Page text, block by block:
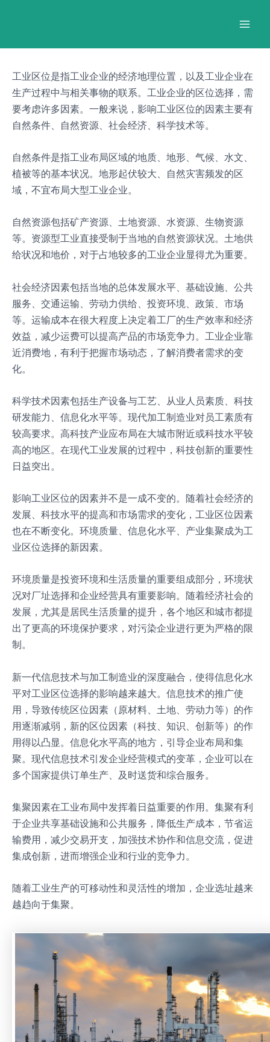
工业区位是指工业企业的经济地理位置，以及工业企业在
生产过程中与相关事物的联系。工业企业的区位选择，需
要考虑许多因素。一般来说，影响工业区位的因素主要有
自然条件、自然资源、社会经济、科学技术等。
自然条件是指工业布局区域的地质、地形、气候、水文、
植被等的基本状况。地形起伏较大、自然灾害频发的区
域，不宜布局大型工业企业。
自然资源包括矿产资源、土地资源、水资源、生物资源
等。资源型工业直接受制于当地的自然资源状况。土地供
给状况和地价，对于占地较多的工业企业显得尤为重要。
社会经济因素包括当地的总体发展水平、基础设施、公共
服务、交通运输、劳动力供给、投资环境、政策、市场
等。运输成本在很大程度上决定着工厂的生产效率和经济
效益，减少运费可以提高产品的市场竞争力。工业企业靠
近消费地，有利于把握市场动态，了解消费者需求的变
化。
科学技术因素包括生产设备与工艺、从业人员素质、科技
研发能力、信息化水平等。现代加工制造业对员工素质有
较高要求。高科技产业应布局在大城市附近或科技水平较
高的地区。在现代工业发展的过程中，科技创新的重要性
日益突出。
影响工业区位的因素并不是一成不变的。随着社会经济的
发展、科技水平的提高和市场需求的变化，工业区位因素
也在不断变化。环境质量、信息化水平、产业集聚成为工
业区位选择的新因素。
环境质量是投资环境和生活质量的重要组成部分，环境状
况对厂址选择和企业经营具有重要影响。随着经济社会的
发展，尤其是居民生活质量的提升，各个地区和城市都提
出了更高的环境保护要求，对污染企业进行更为严格的限
制。
新一代信息技术与加工制造业的深度融合，使得信息化水
平对工业区位选择的影响越来越大。信息技术的推广使
用，导致传统区位因素（原材料、土地、劳动力等）的作
用逐渐减弱，新的区位因素（科技、知识、创新等）的作
用得以凸显。信息化水平高的地方，引导企业布局和集
聚。现代信息技术引发企业经营模式的变革，企业可以在
多个国家提供订单生产、及时送货和综合服务。
集聚因素在工业布局中发挥着日益重要的作用。集聚有利
于企业共享基础设施和公共服务，降低生产成本，节省运
输费用，减少交易开支，加强技术协作和信息交流，促进
集成创新，进而增强企业和行业的竞争力。
随着工业生产的可移动性和灵活性的增加，企业选址越来
越趋向于集聚。